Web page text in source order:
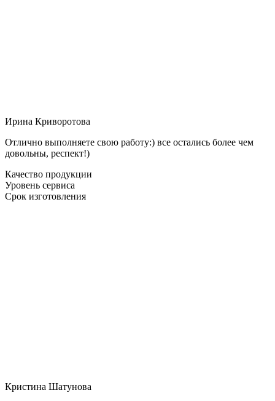
Ирина Криворотова
Отлично выполняете свою работу:) все остались более чем
довольны, респект!)
Качество продукции
Уровень сервиса
Срок изготовления
Кристина Шатунова